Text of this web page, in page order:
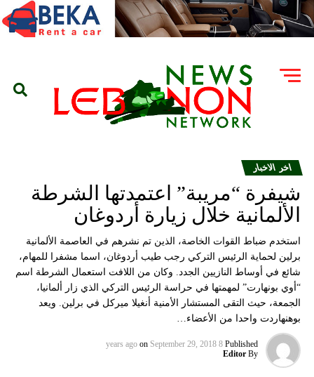
اخر الاخبار
شيفرة “مريبة” اعتمدتها الشرطة
الألمانية خلال زيارة أردوغان
استخدم ضباط القوات الخاصة، الذين تم نشرهم في العاصمة الألمانية
برلين لحماية الرئيس التركي رجب طيب أردوغان، اسما مشفرا للمهام،
شائع في أوساط النازيين الجدد. وكان من اللافت استعمال الشرطة اسم
“أوي بونهارت” لمهمتها في حراسة الرئيس التركي الذي زار ألمانيا،
الجمعة، حيث التقى المستشار الأمنية أنغيلا ميركل في برلين. ويعد
بوهنهاردت واحدا من الأعضاء…
Published
8 years ago
on September 29, 2018
By
Editor